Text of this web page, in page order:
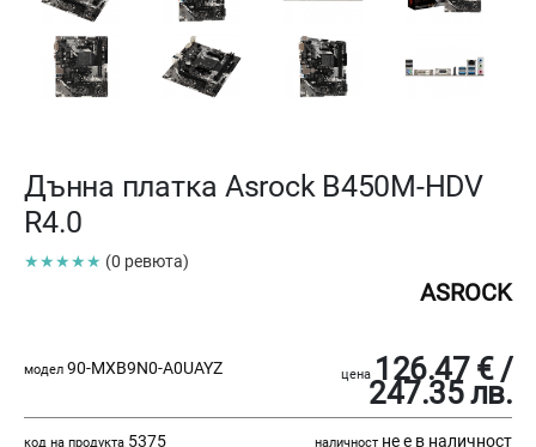
Дънна платка Asrock B450M-HDV
R4.0
★★★★★ (0 ревюта)
ASROCK
модел 90-MXB9N0-A0UAYZ цена 126.47 € /
247.35 лв.
код на продукта 5375 наличност не е в наличност